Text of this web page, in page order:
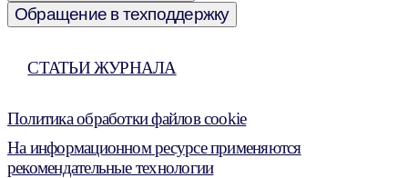
Обращение в техподдержку
СТАТЬИ ЖУРНАЛА
Политика обработки файлов cookie
На информационном ресурсе применяются
рекомендательные технологии